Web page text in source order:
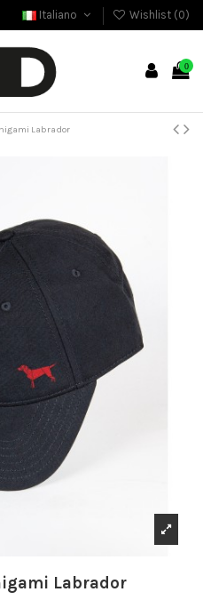
Italiano Wishlist (0)
0
Labrador
Labrador